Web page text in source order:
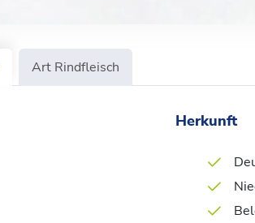
Art Rindfleisch
Herkunft